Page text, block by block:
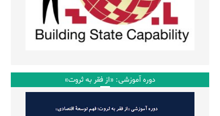
دوره آموزشی: «از فقر به ثروت»